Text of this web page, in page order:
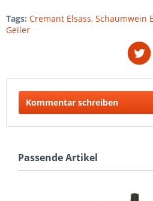
Tags: Cremant Elsass, Schaumwein
Geiler
Kommentar schreiben
Passende Artikel